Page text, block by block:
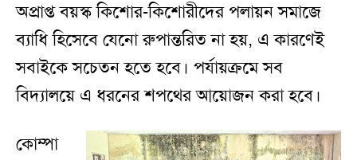
অপ্রাপ্ত বয়স্ক কিশোর-কিশোরীদের পলায়ন সমাজে
ব্যাধি হিসেবে যেনো রুপান্তরিত না হয়, এ কারণেই
সবাইকে সচেতন হতে হবে। পর্যায়ক্রমে সব
বিদ্যালয়ে এ ধরনের শপথের আয়োজন করা হবে।
কোম্পা